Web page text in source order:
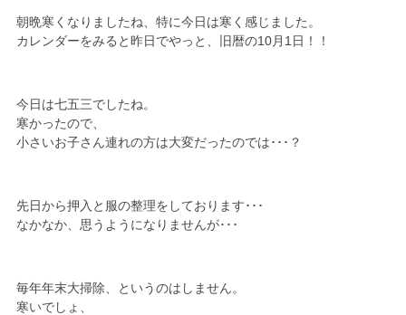
朝晩寒くなりましたね、特に今日は寒く感じました。
カレンダーをみると昨日でやっと、旧暦の10月1日！！
今日は七五三でしたね。
寒かったので、
小さいお子さん連れの方は大変だったのでは･･･？
先日から押入と服の整理をしております･･･
なかなか、思うようになりませんが･･･
毎年年末大掃除、というのはしません。
寒いでしょ、